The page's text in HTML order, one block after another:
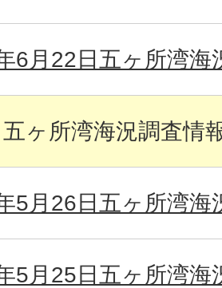
6月22日五ヶ所湾海
ヶ所湾海況調査情
5月26日五ヶ所湾海
5月25日五ヶ所湾海